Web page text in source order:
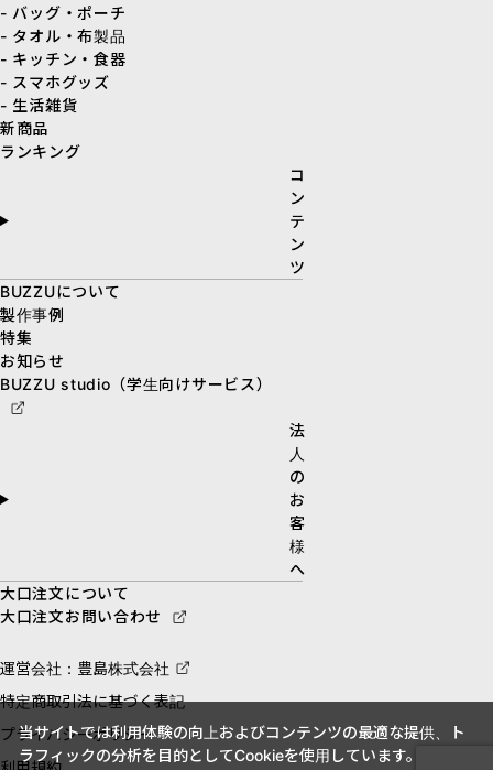
- バッグ・ポーチ
- タオル・布製品
- キッチン・食器
- スマホグッズ
- 生活雑貨
新商品
ランキング
コ
ン
テ
ン
ツ
BUZZUについて
製作事例
特集
お知らせ
BUZZU studio（学生向けサービス）
法
人
の
お
客
様
へ
大口注文について
大口注文お問い合わせ
運営会社：豊島株式会社
特定商取引法に基づく表記
プライバシーポリシー
当サイトでは利用体験の向上およびコンテンツの最適な提供、ト
ラフィックの分析を目的としてCookieを使用しています。